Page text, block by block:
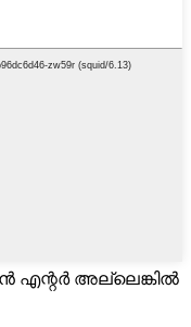
എന്റർ അല്ലെങ്കിൽ